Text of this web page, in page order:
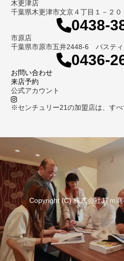
木更津店
千葉県木更津市文京４丁目１－２０
0438-
市原店
千葉県市原市五井2448-6 パステ
0436-
お問い合わせ
来店予約
公式アカウント
※センチュリー21の加盟店は、すべ
Copyright (C) 株式会社JTｍ